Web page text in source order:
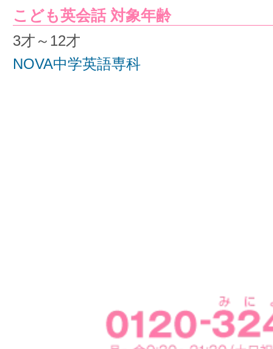
こども英会話 対象年齢
3才～12才
NOVA中学英語専科